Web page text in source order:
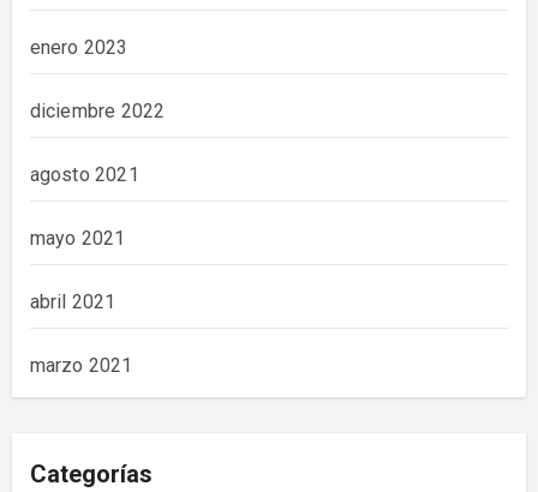
enero 2023
diciembre 2022
agosto 2021
mayo 2021
abril 2021
marzo 2021
Categorías